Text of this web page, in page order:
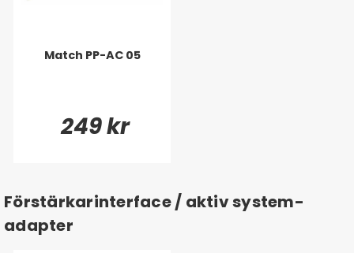
Match PP-AC 05
249 kr
Förstärkarinterface / aktiv system-
adapter